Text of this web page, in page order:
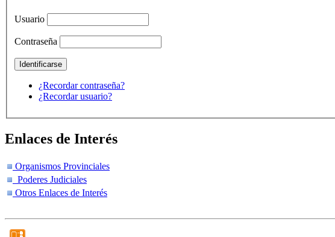
Usuario
Contraseña
¿Recordar contraseña?
¿Recordar usuario?
Enlaces de Interés
Organismos Provinciales
Poderes Judiciales
Otros Enlaces de Interés